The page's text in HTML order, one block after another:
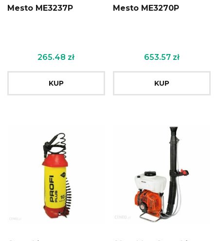
Mesto ME3237P
265.48 zł
KUP
Mesto ME3270P
653.57 zł
KUP